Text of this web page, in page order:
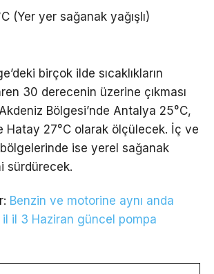
(Yer yer sağanak yağışlı)
birçok ilde sıcaklıkların
30 derecenin üzerine çıkması
Bölgesi’nde Antalya 25°C,
Hatay 27°C olarak ölçülecek. İç ve
ise yerel sağanak
sürdürecek.
Benzin ve motorine aynı anda
il 3 Haziran güncel pompa